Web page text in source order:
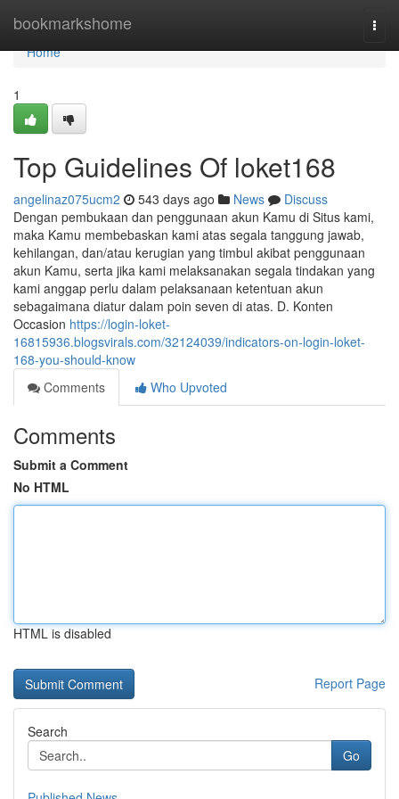
bookmarkshome
Home
Home
1
Top Guidelines Of loket168
angelinaz075ucm2 543 days ago News
Discuss
Dengan pembukaan dan penggunaan akun Kamu di Situs kami,
maka Kamu membebaskan kami atas segala tanggung jawab,
kehilangan, dan/atau kerugian yang timbul akibat penggunaan
akun Kamu, serta jika kami melaksanakan segala tindakan yang
kami anggap perlu dalam pelaksanaan ketentuan akun
sebagaimana diatur dalam poin seven di atas. D. Konten
Occasion https://login-loket-
16815936.blogsvirals.com/32124039/indicators-on-login-loket-
168-you-should-know
Comments
Who Upvoted
Comments
Submit a Comment
No HTML
HTML is disabled
Report Page
Search
Go